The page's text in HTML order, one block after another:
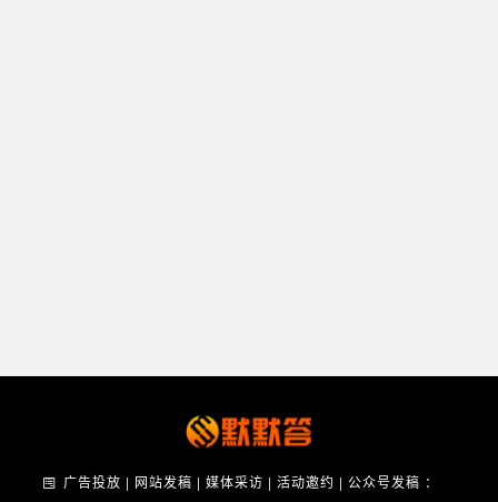
广告投放 | 网站发稿 | 媒体采访 | 活动邀约 | 公众号发稿 ：